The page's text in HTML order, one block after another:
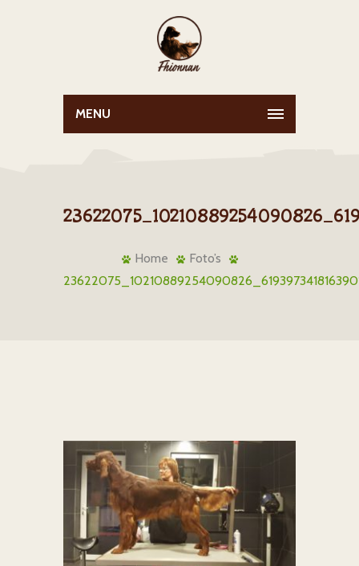
MENU
Home
Foto’s